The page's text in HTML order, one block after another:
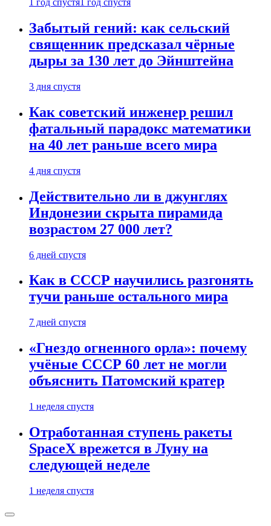
1 год спустя 1 год спустя
Забытый гений: как сельский
священник предсказал чёрные
дыры за 130 лет до Эйнштейна
3 дня спустя
Как советский инженер решил
фатальный парадокс математики
на 40 лет раньше всего мира
4 дня спустя
Действительно ли в джунглях
Индонезии скрыта пирамида
возрастом 27 000 лет?
6 дней спустя
Как в СССР научились разгонять
тучи раньше остального мира
7 дней спустя
«Гнездо огненного орла»: почему
учёные СССР 60 лет не могли
объяснить Патомский кратер
1 неделя спустя
Отработанная ступень ракеты
SpaceX врежется в Луну на
следующей неделе
1 неделя спустя